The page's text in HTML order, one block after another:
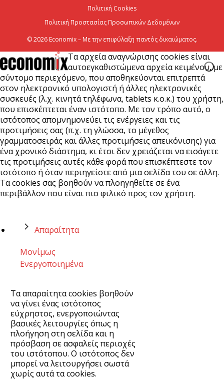
Πολιτική Cookies
Πολιτική Προστασίας Προσωπικών Δεδομένων
© 2026 Economix – Με την επιφύλαξη παντός δικαιώματος.
Τα αρχεία αναγνώρισης cookies είναι
αυτοεγκαθιστώμενα αρχεία κειμένου, με
σύντομο περιεχόμενο, που αποθηκεύονται επιτρεπτά
στον ηλεκτρονικό υπολογιστή ή άλλες ηλεκτρονικές
συσκευές (λ.χ. κινητά τηλέφωνα, tablets κ.ο.κ.) του χρήστη,
που επισκέπτεται έναν ιστότοπο. Με τον τρόπο αυτό, ο
ιστότοπος απομνημονεύει τις ενέργειες και τις
προτιμήσεις σας (π.χ. τη γλώσσα, το μέγεθος
γραμματοσειράς και άλλες προτιμήσεις απεικόνισης) για
ένα χρονικό διάστημα, κι έτσι δεν χρειάζεται να εισάγετε
τις προτιμήσεις αυτές κάθε φορά που επισκέπτεστε τον
ιστότοπο ή όταν περιηγείστε από μια σελίδα του σε άλλη.
Τα cookies σας βοηθούν να πλοηγηθείτε σε ένα
περιβάλλον που είναι πιο φιλικό προς τον χρήστη.
Απαραίτητα
Μονίμως
Ενεργοποιημένα
Τα απαραίτητα cookies βοηθούν
να γίνει ένας ιστότοπος
εύχρηστος, ενεργοποιώντας
βασικές λειτουργίες όπως η
πλοήγηση στη σελίδα και η
πρόσβαση σε ασφαλείς περιοχές
του ιστότοπου. Ο ιστότοπος δεν
μπορεί να λειτουργήσει σωστά
χωρίς αυτά τα cookies.